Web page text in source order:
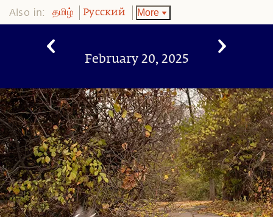
Also in: தமிழ் Pусский More
February 20, 2025